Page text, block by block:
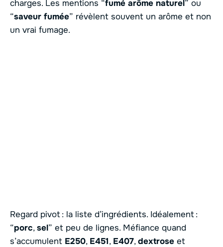
charges. Les mentions “fumé arôme naturel ” ou
“saveur fumée” révèlent souvent un arôme et non
un vrai fumage.
Regard pivot : la liste d’ingrédients. Idéalement :
“porc,sel” et peu de lignes. Méfiance quand
s’accumulent E250, E451, E407,dextrose et